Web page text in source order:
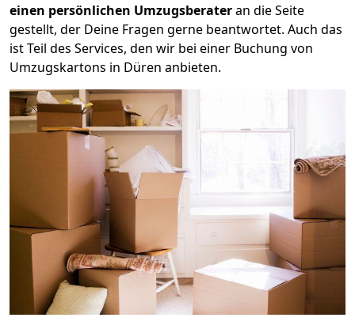
einen persönlichen Umzugsberateran die Seite
gestellt, der Deine Fragen gerne beantwortet. Auch das
ist Teil des Services, den wir bei einer Buchung von
Umzugskartons in Düren anbieten.